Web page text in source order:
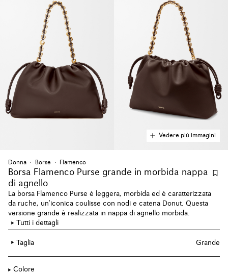
Vedere più immagini
Donna Borse Flamenco
Borsa Flamenco Purse grande in morbida nappa
di agnello
La borsa Flamenco Purse è leggera, morbida ed è caratterizzata
da ruche, un'iconica coulisse con nodi e catena Donut. Questa
versione grande è realizzata in nappa di agnello morbida.
Tutti i dettagli
Taglia Grande
Colore